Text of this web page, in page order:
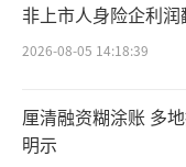
公告发布
捧。截至7月3
上涨5.45%，
升至2594亿元。
非上市人身险企利
2026-08-05 14:18:39
厘清融资糊涂账 多
明示